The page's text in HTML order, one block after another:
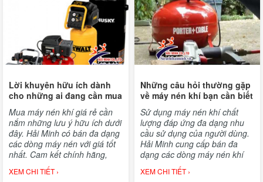
Lời khuyên hữu ích dành
cho những ai đang cần mua
Mua máy nén khí giá rẻ cần
nắm những lưu ý hữu ích dưới
đây. Hải Minh có bán đa dạng
các dòng máy nén với giá tốt
nhất. Cam kết chính hãng,
giao hàng tận nơi toàn quốc.
XEM CHI TIẾT ›
Những câu hỏi thường gặp
về máy nén khí bạn cần biết
Sử dụng máy nén khí chất
lượng đáp ứng đa dạng nhu
cầu sử dụng của người dùng.
Hải Minh cung cấp bán đa
dạng các dòng máy nén khí
gia đình, công nghiệp giá
cạnh tranh.
XEM CHI TIẾT ›